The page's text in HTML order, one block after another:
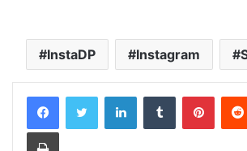
InstaDP Instagram
LinkedInTumblr
Print